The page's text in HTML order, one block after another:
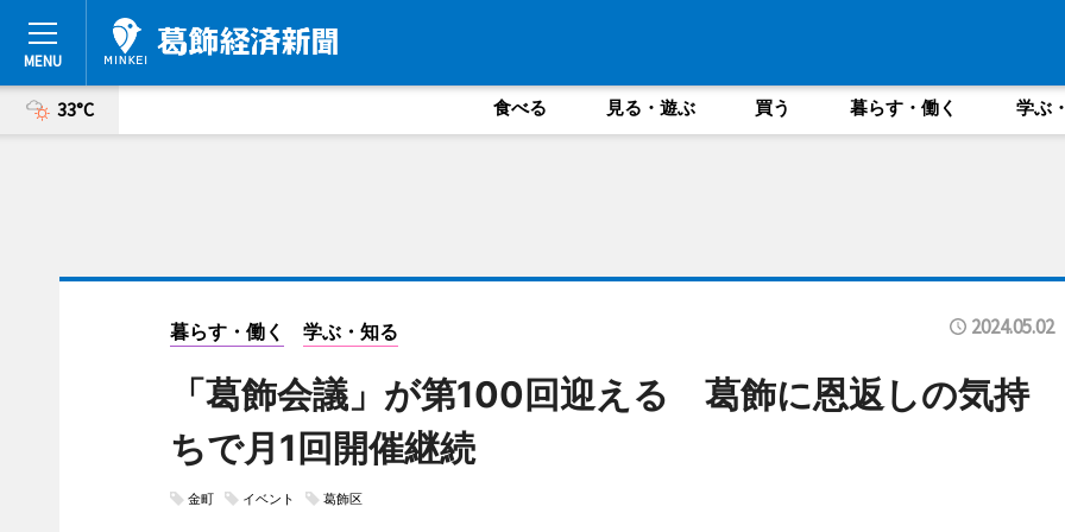
33°C 食べる 見る・遊ぶ 買う 暮らす・働く 学ぶ
暮らす・働く 学ぶ・知る 2024.05.02
「葛飾会議」が第100回迎える 葛飾に恩返しの気持
ちで月1回開催継続
金町 イベント 葛飾区